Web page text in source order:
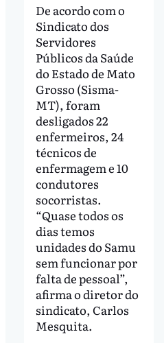
De acordo com o
Sindicato dos
Servidores
Públicos da Saúde
do Estado de Mato
Grosso (Sisma-
MT), foram
desligados 22
enfermeiros, 24
técnicos de
enfermagem e 10
condutores
socorristas.
“Quase todos os
dias temos
unidades do Samu
sem funcionar por
falta de pessoal”,
afirma o diretor do
sindicato, Carlos
Mesquita.